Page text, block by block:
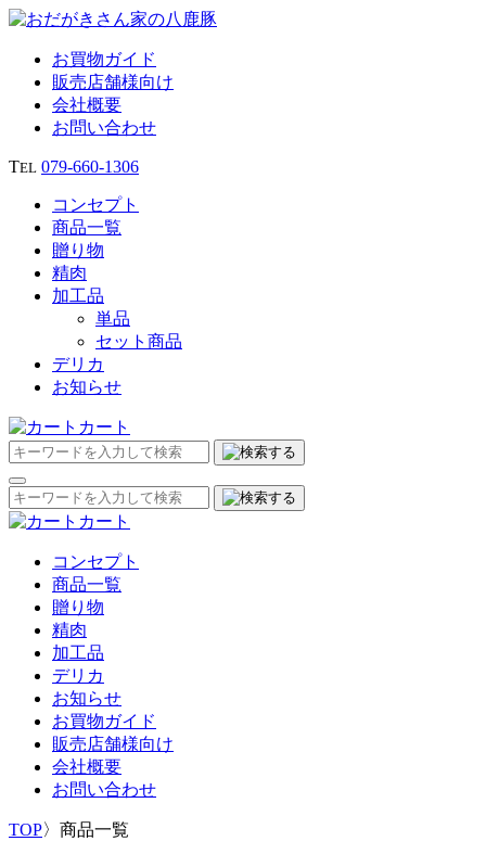
お買物ガイド
販売店舗様向け
会社概要
お問い合わせ
TEL 079‐660‐1306
コンセプト
商品一覧
贈り物
精肉
加工品
単品
セット商品
デリカ
お知らせ
カート
カート
コンセプト
商品一覧
贈り物
精肉
加工品
デリカ
お知らせ
お買物ガイド
販売店舗様向け
会社概要
お問い合わせ
TOP〉 商品一覧